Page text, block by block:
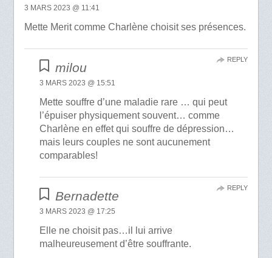
3 MARS 2023 @ 11:41
Mette Merit comme Charlène choisit ses présences.
milou
3 MARS 2023 @ 15:51
Mette souffre d’une maladie rare … qui peut
l’épuiser physiquement souvent… comme
Charlène en effet qui souffre de dépression…
mais leurs couples ne sont aucunement
comparables!
REPLY
Bernadette
3 MARS 2023 @ 17:25
Elle ne choisit pas…il lui arrive
malheureusement d’être souffrante.
REPLY